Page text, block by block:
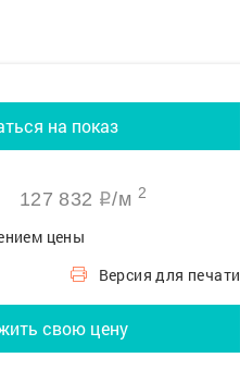
на показ
127 832 q/м 2
цены
Версия для печати
свою цену